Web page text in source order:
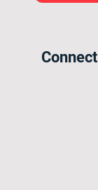
Connect